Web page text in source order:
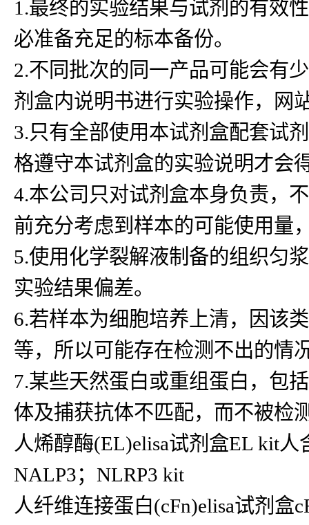
1.最终的实验结果与试剂的有效
必准备充足的标本备份。
2.不同批次的同一产品可能会有
剂盒内说明书进行实验操作，网
3.只有全部使用本试剂盒配套试
格遵守本试剂盒的实验说明才会
4.本公司只对试剂盒本身负责，
前充分考虑到样本的可能使用量
5.使用化学裂解液制备的组织匀
实验结果偏差。
6.若样本为细胞培养上清，因该
等，所以可能存在检测不出的情
7.某些天然蛋白或重组蛋白，包
体及捕获抗体不匹配，而不被检
人烯醇酶(EL)elisa试剂盒EL kit
NALP3；NLRP3 kit
人纤维连接蛋白(cFn)elisa试剂